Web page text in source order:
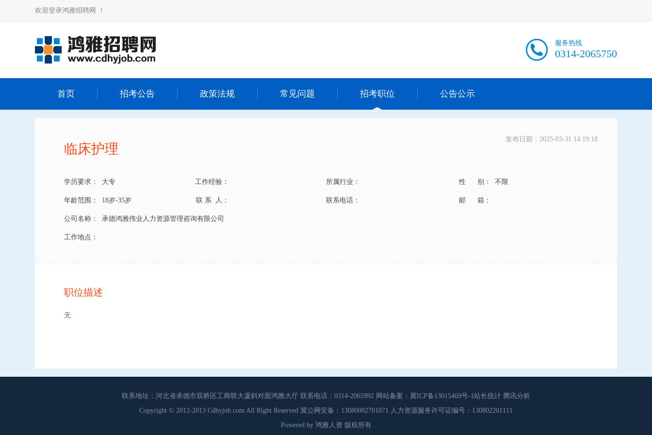
欢迎登录鸿雅招聘网 ！
服务热线
0314-2065750
首页 招考公告 政策法规 常见问题 招考职位 公告公示
发布日期：2025-03-31 14:19:18
临床护理
学历要求： 大专 工作经验： 所属行业： 性 别： 不限
年龄范围： 18岁-35岁 联 系 人： 联系电话： 邮 箱：
公司名称： 承德鸿雅伟业人力资源管理咨询有限公司
工作地点：
职位描述
无
联系地址：河北省承德市双桥区工商联大厦斜对面鸿雅大厅 联系电话：0314-2065992 网站备案：冀ICP备13015469号-1站长统计 腾讯分析
Copyright © 2012-2013 Cdhyjob.com All Right Reserved 冀公网安备：13080002701071 人力资源服务许可证编号：130802201111
Powered by 鸿雅人资 版权所有